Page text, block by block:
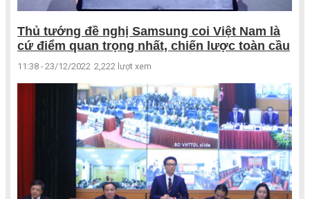
Thủ tướng đề nghị Samsung coi Việt Nam là
cứ điểm quan trọng nhất, chiến lược toàn cầu
11:38 - 23/12/2022 2,222 lượt xem